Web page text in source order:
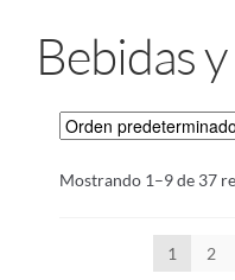
Bebidas
Mostrando 1–9 de 37
1 2